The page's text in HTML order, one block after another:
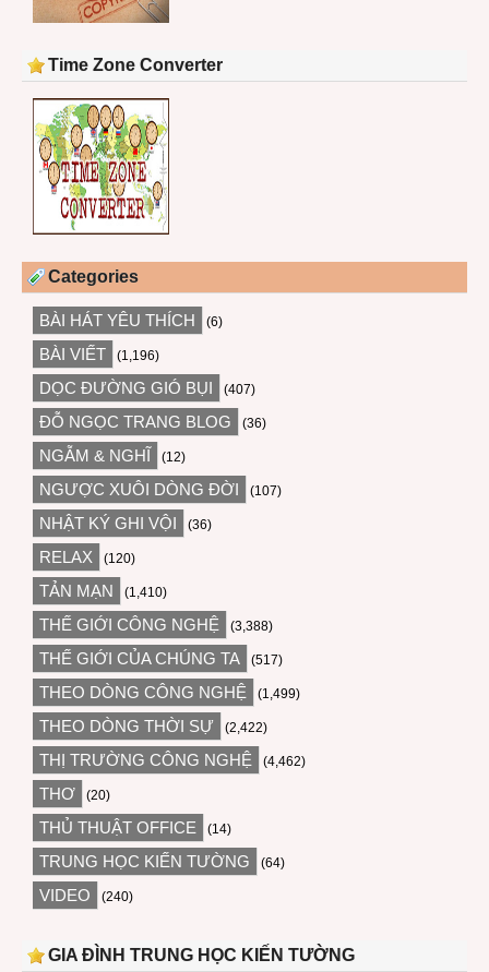
Time Zone Converter
Categories
BÀI HÁT YÊU THÍCH (6)
BÀI VIẾT (1,196)
DỌC ĐƯỜNG GIÓ BỤI (407)
ĐỖ NGỌC TRANG BLOG (36)
NGẪM & NGHĨ (12)
NGƯỢC XUÔI DÒNG ĐỜI (107)
NHẬT KÝ GHI VỘI (36)
RELAX (120)
TẢN MẠN (1,410)
THẾ GIỚI CÔNG NGHỆ (3,388)
THẾ GIỚI CỦA CHÚNG TA (517)
THEO DÒNG CÔNG NGHỆ (1,499)
THEO DÒNG THỜI SỰ (2,422)
THỊ TRƯỜNG CÔNG NGHỆ (4,462)
THƠ (20)
THỦ THUẬT OFFICE (14)
TRUNG HỌC KIẾN TƯỜNG (64)
VIDEO (240)
GIA ĐÌNH TRUNG HỌC KIẾN TƯỜNG